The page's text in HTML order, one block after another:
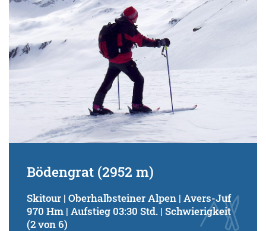
Kondition (Tourdauer):
bis
Suchbegriff:
Bödengrat (2952 m)
Skitour | Oberhalbsteiner Alpen | Avers-Juf
970 Hm | Aufstieg 03:30 Std. | Schwierigkeit
(2 von 6)